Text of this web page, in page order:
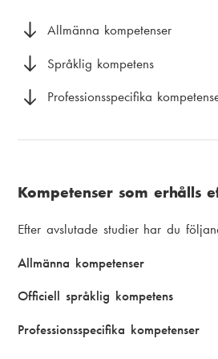
a
m
e
k
Allmänna kompetenser
Språklig kompetens
Professionsspecifika
Kompetenser som erhålls
Efter avslutade studier har du
Allmänna kompetenser
Officiell språklig kompetens
Professionsspecifika kompetenser